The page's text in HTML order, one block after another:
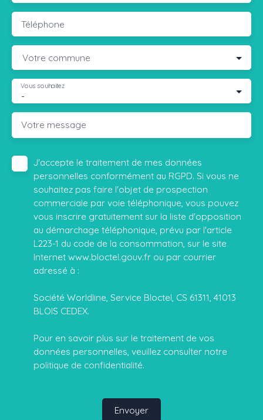
Téléphone
Votre commune
-
Vous souhaitez
Votre message
J'accepte le traitement de mes données
personnelles conformément au RGPD. Si vous ne
souhaitez pas faire l'objet de prospection
commerciale par voie téléphonique, vous pouvez
vous inscrire gratuitement sur la liste d'opposition
au démarchage téléphonique, prévu par l'article
L223-1 du code de la consommation, sur le site
Internet www.bloctel.gouv.fr ou par courrier
adressé à :
Société Worldline, Service Bloctel, CS 61311, 41013
BLOIS CEDEX.
Pour en savoir plus sur le traitement de vos
données personnelles, veuillez consulter notre
politique de confidentialité.
Envoyer